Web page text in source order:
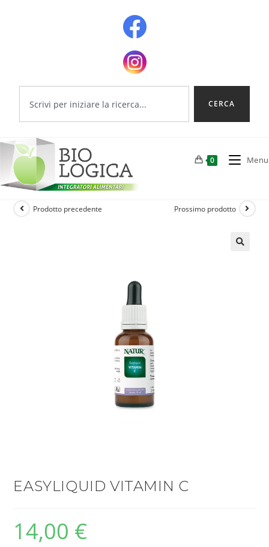
CERCA
0 Menu
Prodotto precedente Prossimo prodotto
EASYLIQUID VITAMIN C
14,00 €